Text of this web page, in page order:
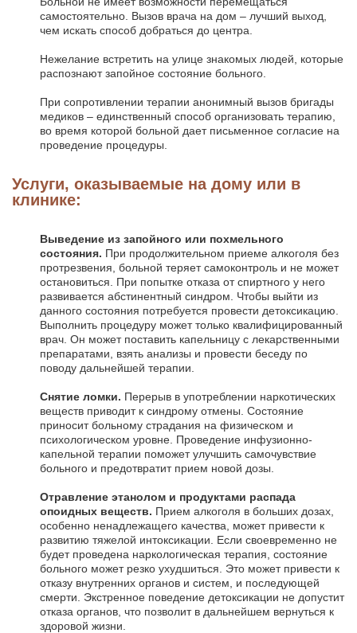
самостоятельно. Вызов врача на дом – лучший выход,
чем искать способ добраться до центра.
Нежелание встретить на улице знакомых людей, которые
распознают запойное состояние больного.
При сопротивлении терапии анонимный вызов бригады
медиков – единственный способ организовать терапию,
во время которой больной дает письменное согласие на
проведение процедуры.
Услуги, оказываемые на дому или в
клинике:
Выведение из запойного или похмельного
состояния. При продолжительном приеме алкоголя без
протрезвения, больной теряет самоконтроль и не может
остановиться. При попытке отказа от спиртного у него
развивается абстинентный синдром. Чтобы выйти из
данного состояния потребуется провести детоксикацию.
Выполнить процедуру может только квалифицированный
врач. Он может поставить капельницу с лекарственными
препаратами, взять анализы и провести беседу по
поводу дальнейшей терапии.
Снятие ломки. Перерыв в употреблении наркотических
веществ приводит к синдрому отмены. Состояние
приносит больному страдания на физическом и
психологическом уровне. Проведение инфузионно-
капельной терапии поможет улучшить самочувствие
больного и предотвратит прием новой дозы.
Отравление этанолом и продуктами распада
опоидных веществ. Прием алкоголя в больших дозах,
особенно ненадлежащего качества, может привести к
развитию тяжелой интоксикации. Если своевременно не
будет проведена наркологическая терапия, состояние
больного может резко ухудшиться. Это может привести к
отказу внутренних органов и систем, и последующей
смерти. Экстренное поведение детоксикации не допустит
отказа органов, что позволит в дальнейшем вернуться к
здоровой жизни.